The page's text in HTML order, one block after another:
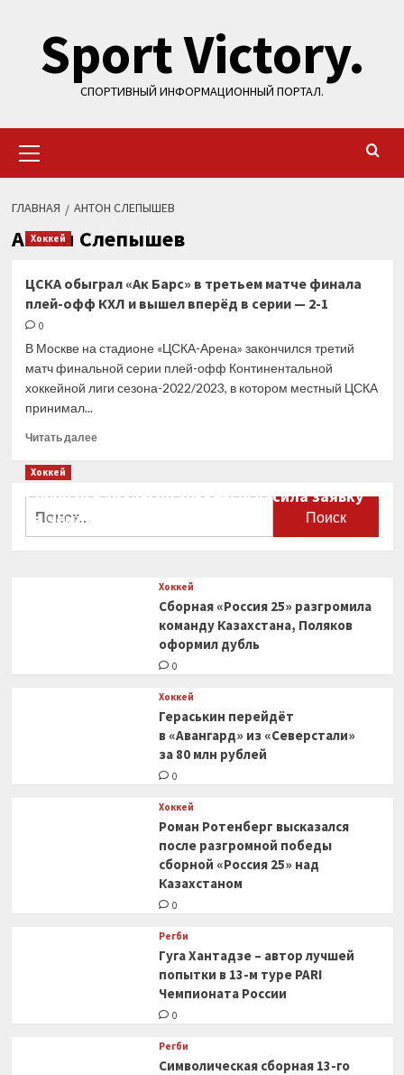
содержимому
Sport Victory.
СПОРТИВНЫЙ ИНФОРМАЦИОННЫЙ ПОРТАЛ.
меню
ГЛАВНАЯ АНТОН СЛЕПЫШЕВ
Антон Слепышев
Хоккей
ЦСКА обыграл «Ак Барс» в третьем матче финала
плей-офф КХЛ и вышел вперёд в серии — 2-1
0
В Москве на стадионе «ЦСКА-Арена» закончился третий
матч финальной серии плей-офф Континентальной
хоккейной лиги сезона-2022/2023, в котором местный ЦСКА
принимал...
Читать далееПрочитать
Барс»
Хоккей
Сборная Канады по хоккею огласила заявку
на чемпионат мира
Хоккей
Сборная «Россия 25» разгромила
команду Казахстана, Поляков
оформил дубль
0
Хоккей
Гераськин перейдёт
в «Авангард» из «Северстали»
за 80 млн рублей
0
Хоккей
Роман Ротенберг высказался
после разгромной победы
сборной «Россия 25» над
Казахстаном
0
Регби
Гуга Хантадзе – автор лучшей
попытки в 13-м туре PARI
Чемпионата России
0
Регби
Символическая сборная 13-го